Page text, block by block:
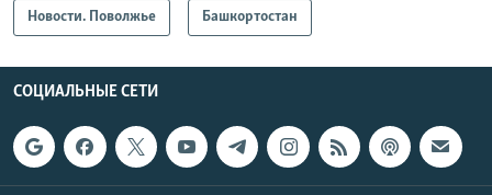
Новости. Поволжье Башкортостан
СОЦИАЛЬНЫЕ СЕТИ